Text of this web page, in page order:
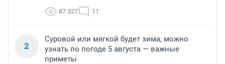
87 327 11
2
Суровой или мягкой будет зима, можно
узнать по погоде 5 августа — важные
приметы